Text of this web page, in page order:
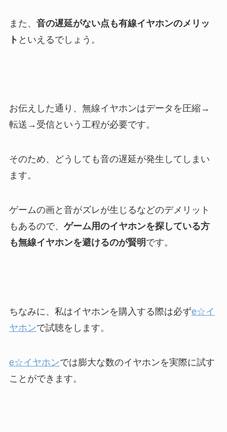
また、 音の遅延がない点も有線イヤホンのメリッ
ト といえるでしょう。
お伝えした通り、無線イヤホンはデータを圧縮→
転送→受信という工程が必要です。
そのため、どうしても音の遅延が発生してしまい
ます。
ゲームの画と音がズレが生じるなどのデメリット
もあるので、 ゲーム用のイヤホンを探している方
も無線イヤホンを避けるのが賢明 です。
ちなみに、私はイヤホンを購入する際は必ずe☆イ
ヤホンで試聴をします。
e☆イヤホンでは膨大な数のイヤホンを実際に試す
ことができます。